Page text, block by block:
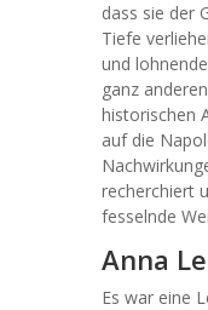
dass sie der
Tiefe
und
ganz
historischen
auf die
recherchiert
fesselnde
Anna
Es war eine